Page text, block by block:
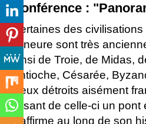
Conférence :
Certaines des
mineure sont très
ainsi de Troie, de Midas,
Antioche, Césarée,
Deux détroits aisément
faisant de celle-ci un pont
s'affirme au long de son